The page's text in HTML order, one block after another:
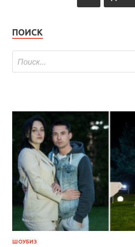
ПОИСК
ШОУБИЗ